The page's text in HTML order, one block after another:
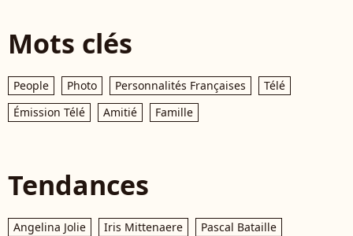
Mots clés
People Photo Personnalités Françaises
Télé
Émission Télé
Amitié Famille
Tendances
Angelina Jolie Iris Mittenaere
Pascal Bataille